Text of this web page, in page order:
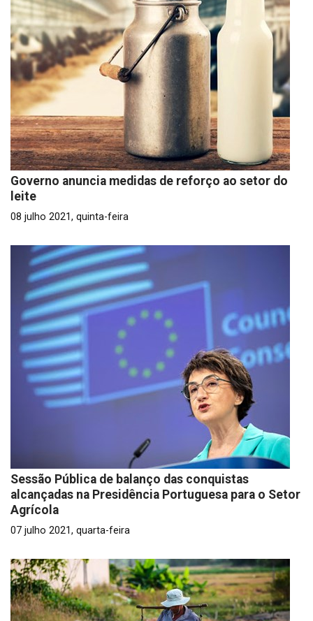
Governo anuncia medidas de reforço ao setor do
leite
08 julho 2021, quinta-feira
Sessão Pública de balanço das conquistas
alcançadas na Presidência Portuguesa para o Setor
Agrícola
07 julho 2021, quarta-feira